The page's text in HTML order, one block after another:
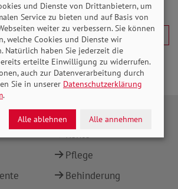
THEMEN
Rente
Pflege
Behinderung
und Dienste von Drittanbietern, um
Service zu bieten und auf Basis von
weiter zu verbessern. Sie können
welche Cookies und Dienste wir
Natürlich haben Sie jederzeit die
erteilte Einwilligung zu widerrufen.
auch zur Datenverarbeitung durch
Sie in unserer Datenschutzerklärung
.
Alle ablehnen Alle annehmen